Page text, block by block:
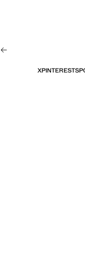
PINTEREST
X